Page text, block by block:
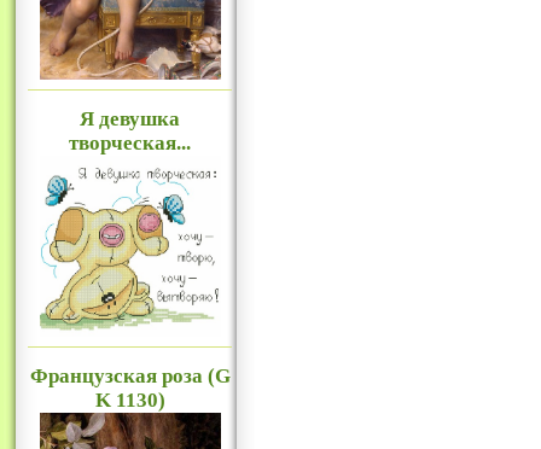
Я девушка
творческая...
Французская роза (G
K 1130)